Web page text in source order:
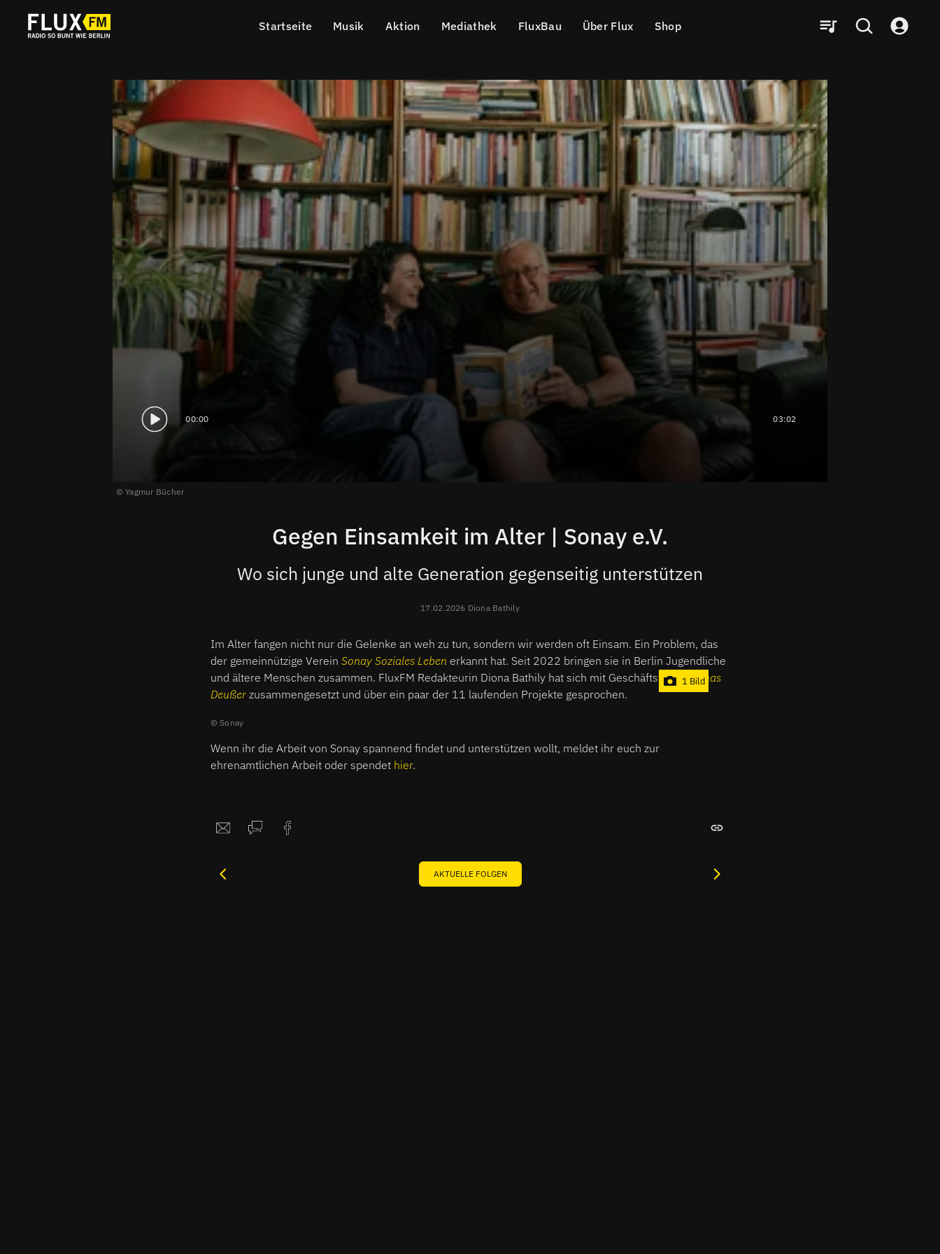
Startseite Musik Aktion Mediathek FluxBau Über Flux Shop
00:00 03:02
Yagmur Bücher
Gegen Einsamkeit im Alter | Sonay e.V.
Wo sich junge und alte Generation gegenseitig unterstützen
17.02.2026 Diona Bathily
Im Alter fangen nicht nur die Gelenke an weh zu tun, sondern wir werden oft Einsam. Ein Problem, das
der gemeinnützige Verein Sonay Soziales Leben erkannt hat. Seit 2022 bringen sie in Berlin Jugendliche
und ältere Menschen zusammen. FluxFM Redakteurin Diona Bathily hat sich mit GeschäftsführerJonas
Deußer zusammengesetzt und über ein paar der 11 laufenden Projekte gesprochen.
1 Bild
Sonay
Wenn ihr die Arbeit von Sonay spannend findet und unterstützen wollt, meldet ihr euch zur
ehrenamtlichen Arbeit oder spendet hier.
AKTUELLE FOLGEN